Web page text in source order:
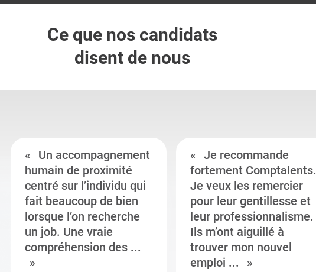
Ce que nos candidats
disent de nous
Un accompagnement
humain de proximité
centré sur l’individu qui
fait beaucoup de bien
lorsque l’on recherche
un job. Une vraie
compréhension des ...
Je recommande
fortement Comptalents.
Je veux les remercier
pour leur gentillesse et
leur professionnalisme.
Ils m’ont aiguillé à
trouver mon nouvel
emploi ...